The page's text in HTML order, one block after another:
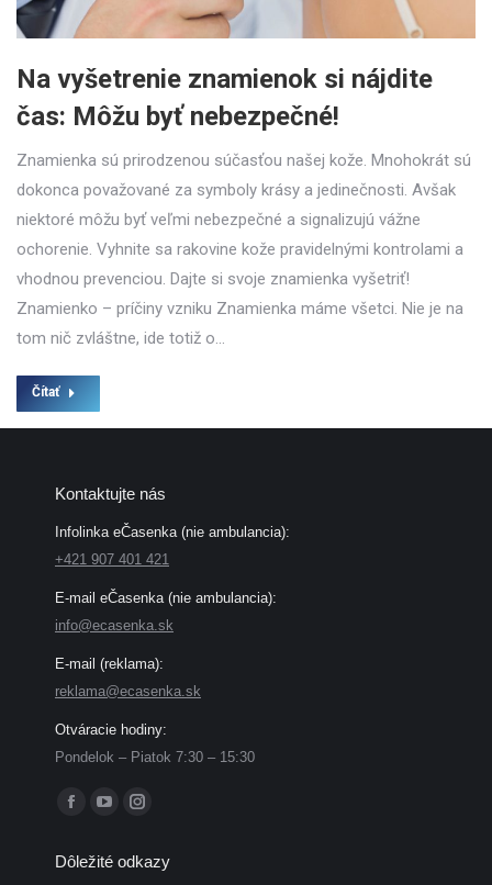
Na vyšetrenie znamienok si nájdite
čas: Môžu byť nebezpečné!
Znamienka sú prirodzenou súčasťou našej kože. Mnohokrát sú
dokonca považované za symboly krásy a jedinečnosti. Avšak
niektoré môžu byť veľmi nebezpečné a signalizujú vážne
ochorenie. Vyhnite sa rakovine kože pravidelnými kontrolami a
vhodnou prevenciou. Dajte si svoje znamienka vyšetriť!
Znamienko – príčiny vzniku Znamienka máme všetci. Nie je na
tom nič zvláštne, ide totiž o…
Čítať
Kontaktujte nás
Infolinka eČasenka (nie ambulancia):
+421 907 401 421
E-mail eČasenka (nie ambulancia):
info@ecasenka.sk
E-mail (reklama):
reklama@ecasenka.sk
Otváracie hodiny:
Pondelok – Piatok 7:30 – 15:30
Find us on:
Facebook
opens
YouTube
opens
Instagram
opens
Dôležité odkazy